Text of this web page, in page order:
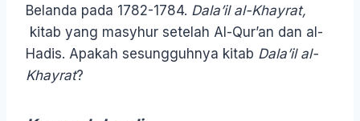
Belanda pada 1782-1784. Dala’il al-Khayrat,
kitab yang masyhur setelah Al-Qur’an dan al-
Hadis. Apakah sesungguhnya kitab Dala’il al-
Khayrat?